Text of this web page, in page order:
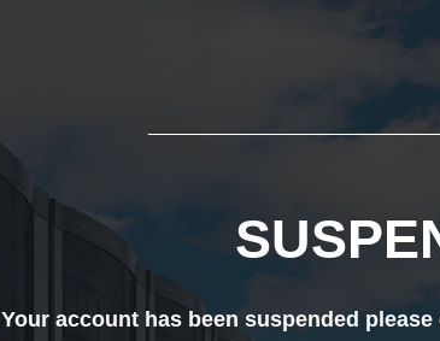
Your account has been suspended